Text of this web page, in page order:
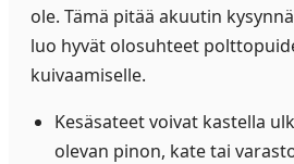
ole. Tämä pitää akuutin
luo hyvät olosuhteet
kuivaamiselle.
Kesäsateet voivat kastella
olevan pinon, kate tai